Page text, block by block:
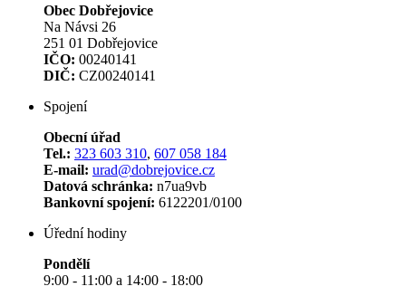
Obec Dobřejovice
Na Návsi 26
251 01 Dobřejovice
IČO: 00240141
DIČ: CZ00240141
Spojení
Obecní úřad
Tel.: 323 603 310, 607 058 184
E-mail: urad@dobrejovice.cz
Datová schránka: n7ua9vb
Bankovní spojení: 6122201/0100
Úřední hodiny
Pondělí
9:00 - 11:00 a 14:00 - 18:00